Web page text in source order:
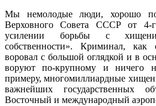
Мы немолодые люди, хорошо
Верховного Совета СССР от
усилении борьбы с
собственности». Криминал,
воровал с большой оглядкой и в
воруют по-крупному и ничего
примеру, многомиллиардные
важнейших государственных
Восточный и международный